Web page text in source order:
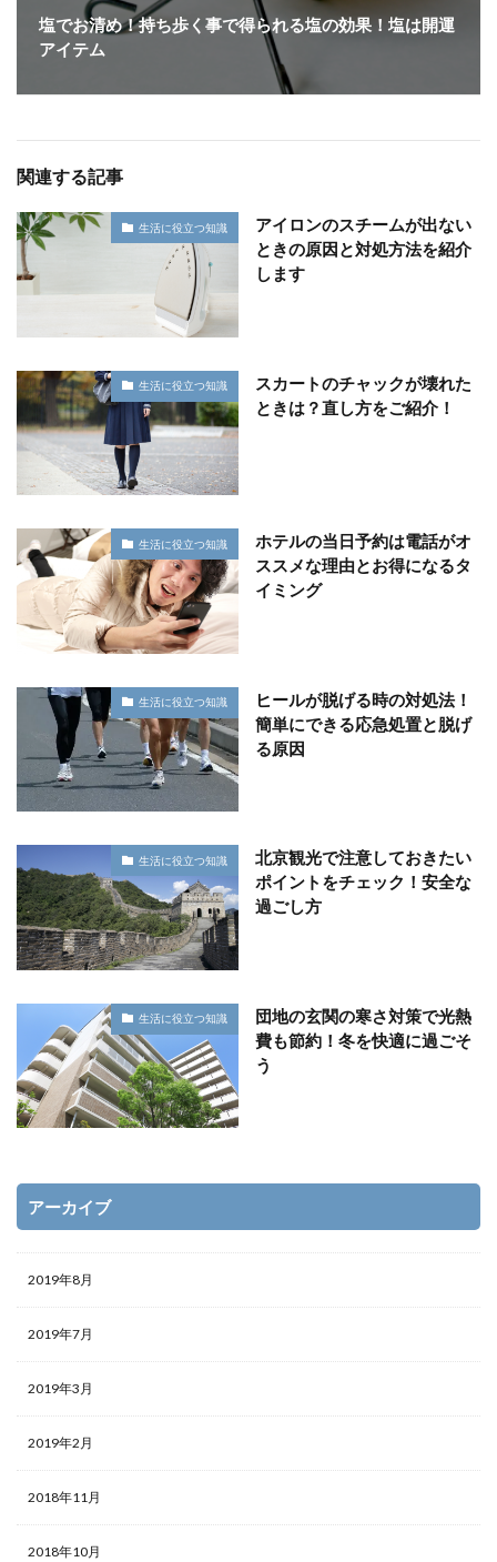
塩でお清め！持ち歩く事で得られる塩の効果！塩は開運
アイテム
関連する記事
生活に役立つ知識
アイロンのスチームが出ない
ときの原因と対処方法を紹介
します
生活に役立つ知識
スカートのチャックが壊れた
ときは？直し方をご紹介！
生活に役立つ知識
ホテルの当日予約は電話がオ
ススメな理由とお得になるタ
イミング
生活に役立つ知識
ヒールが脱げる時の対処法！
簡単にできる応急処置と脱げ
る原因
生活に役立つ知識
北京観光で注意しておきたい
ポイントをチェック！安全な
過ごし方
生活に役立つ知識
団地の玄関の寒さ対策で光熱
費も節約！冬を快適に過ごそ
う
アーカイブ
2019年8月
2019年7月
2019年3月
2019年2月
2018年11月
2018年10月